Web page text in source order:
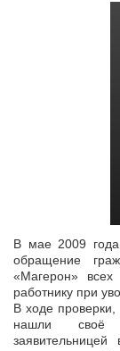
В мае 2009 года
обращение
«Магерон» всех
работнику при
В ходе проверки,
нашли своё